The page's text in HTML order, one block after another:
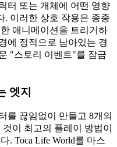
터 또는 개체에 어떤 영향
. 이러한 상호 작용은 종종
애니메이션을 트리거하
에 정적으로 남아있는 경
"스토리 이벤트"를 잠금
엣지
를 끊임없이 만들고 8개의
이 최고의 플레이 방법이
. Toca Life World를 마스